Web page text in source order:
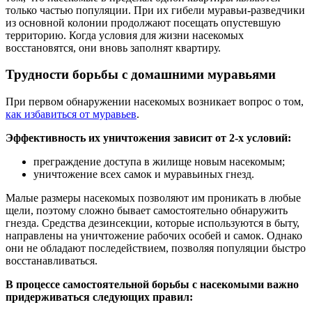
только частью популяции. При их гибели муравьи-разведчики
из основной колонии продолжают посещать опустевшую
территорию. Когда условия для жизни насекомых
восстановятся, они вновь заполнят квартиру.
Трудности борьбы с домашними муравьями
При первом обнаружении насекомых возникает вопрос о том,
как избавиться от муравьев.
Эффективность их уничтожения зависит от 2-х условий:
преграждение доступа в жилище новым насекомым;
уничтожение всех самок и муравьиных гнезд.
Малые размеры насекомых позволяют им проникать в любые
щели, поэтому сложно бывает самостоятельно обнаружить
гнезда. Средства дезинсекции, которые используются в быту,
направлены на уничтожение рабочих особей и самок. Однако
они не обладают последействием, позволяя популяции быстро
восстанавливаться.
В процессе самостоятельной борьбы с насекомыми важно
придерживаться следующих правил: